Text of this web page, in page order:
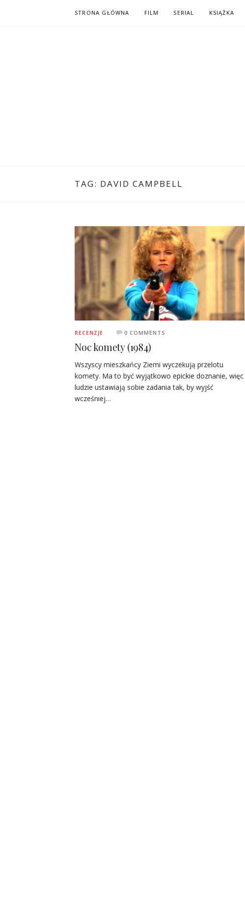
STRONA GŁÓWNA FILM SERIAL KSIĄŻKA
TAG: DAVID CAMPBELL
RECENZJE 0 COMMENTS
Noc komety (1984)
Wszyscy mieszkańcy Ziemi wyczekują przelotu
komety. Ma to być wyjątkowo epickie doznanie, więc
ludzie ustawiają sobie zadania tak, by wyjść
wcześniej…